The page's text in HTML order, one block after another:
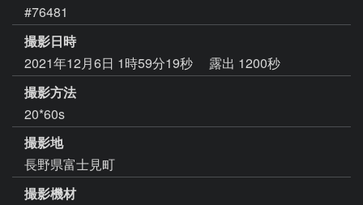
#76481
撮影日時
2021年12月6日 1時59分19秒
露出 1200秒
撮影方法
20*60s
撮影地
長野県富士見町
撮影機材